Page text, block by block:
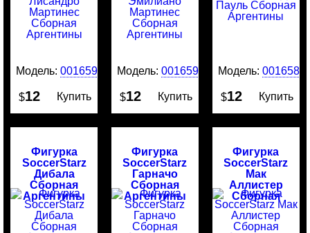
Модель:0016591
$12 Купить
Модель:0016590
$12 Купить
Модель: 0016589
$12 Купить
Фигурка
SoccerStarz
Дибала
Сборная
Аргентины
Фигурка
SoccerStarz
Гарначо
Сборная
Аргентины
Фигурка
SoccerStarz
Мак
Аллистер
Сборная
Аргентины